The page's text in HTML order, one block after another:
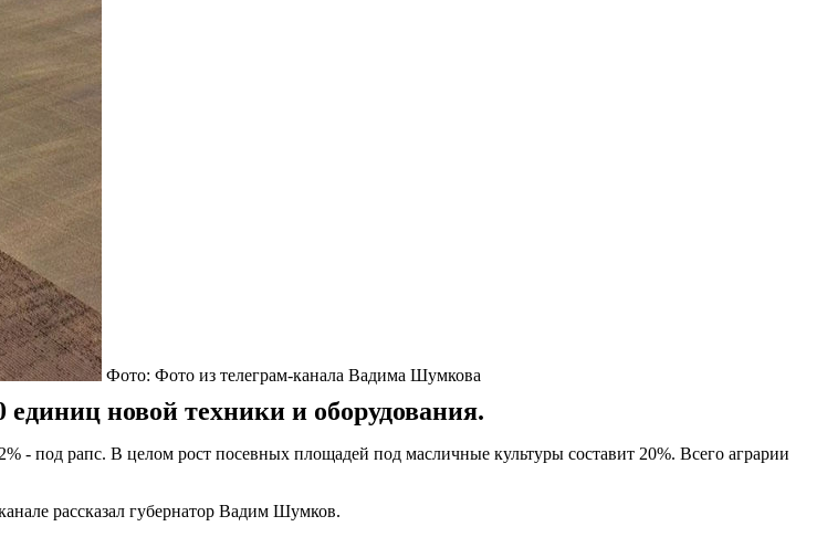
Фото: Фото из телеграм-канала Вадима Шумкова
новой техники и оборудования.
- под рапс. В целом рост посевных площадей под масличные культуры составит 20%. Всего аграрии
рассказал губернатор Вадим Шумков.